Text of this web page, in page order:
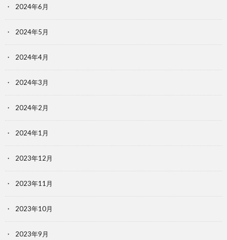
2024年6月
2024年5月
2024年4月
2024年3月
2024年2月
2024年1月
2023年12月
2023年11月
2023年10月
2023年9月